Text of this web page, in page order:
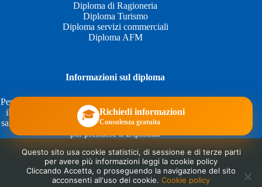
Diploma di Ragioneria
Diploma Turismo
Diploma servizi commerciali
Diploma AFM
Informazioni sul diploma
Per avere maggiori informazioni sui Diploma potete compilare
il form che trovate in questa pagina:Informazioni diploma
sarete così contattati e vi saranno date tutte le risposte sui corsi
per prendere il Diploma.
Link utili
🎓 Richiedi informazioni
Consulenza gratuita
Questo sito usa cookie statistici, di sessione e di terze parti
per avere più informazioni leggi la cookie policy
Cliccando Accetta, o proseguendo la navigazione del sito
acconsenti all'uso dei cookie. Cookie policy